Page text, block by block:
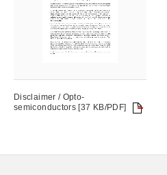
Disclaimer / Opto-
semiconductors [37 KB/PDF]